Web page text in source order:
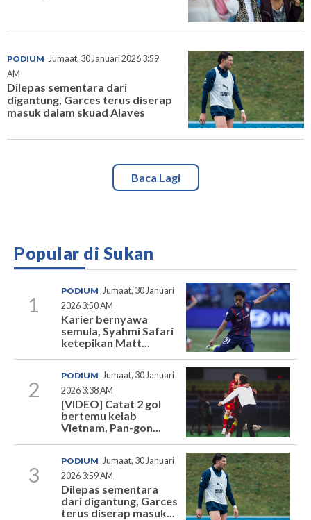
PODIUM Jumaat, 30 Januari 2026 3:59
AM
Dilepas sementara dari
digantung, Garces terus diserap
masuk dalam skuad Alaves
Baca Lagi
Popular di Sukan
1
PODIUM Jumaat, 30 Januari
2026 3:50 AM
Karier bernyawa
semula, Syahmi Safari
ketepikan Matt...
2
PODIUM Jumaat, 30 Januari
2026 3:38 AM
[VIDEO] Catat 2 gol
bertemu kelab
Vietnam, Pan-gon...
3
PODIUM Jumaat, 30 Januari
2026 3:59 AM
Dilepas sementara
dari digantung, Garces
terus diserap masuk...